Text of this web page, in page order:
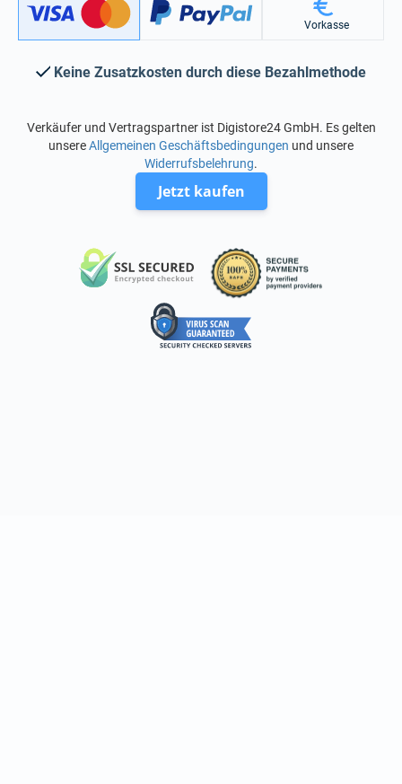
Vorkasse
Keine Zusatzkosten durch diese Bezahlmethode
Verkäufer und Vertragspartner ist Digistore24 GmbH. Es gelten
unsereAllgemeinen Geschäftsbedingungen und unsere
Widerrufsbelehrung.
Jetzt kaufen